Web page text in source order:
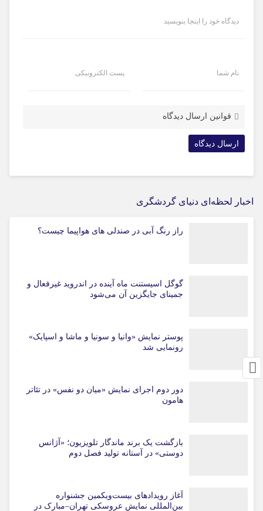
دیدگاه خود را اینجا بنویسید
نام شما پست الکترونیکی
قوانین ارسال دیدگاه
اخبار لحظه‌ای دنیای گردشگری
راز رنگ آبی در صندلی های هواپیما چیست؟
گوگل اسیستنت ماه آینده در اندروید غیرفعال و
جمینای جایگزین آن می‌شود
پوستر نمایش «وانیا و سونیا و ماشا و اسپایک»
رونمایی شد
دور دوم اجرای نمایش «میان دو نفس» در تئاتر
هامون
بازگشت یک برند ماندگار تلویزیون؛ «آژانس
دوستی» در آستانه تولید فصل دوم
آغاز رویدادهای بیست‌ویکمین جشنواره
بین‌المللی نمایش عروسکی تهران–مبارک در